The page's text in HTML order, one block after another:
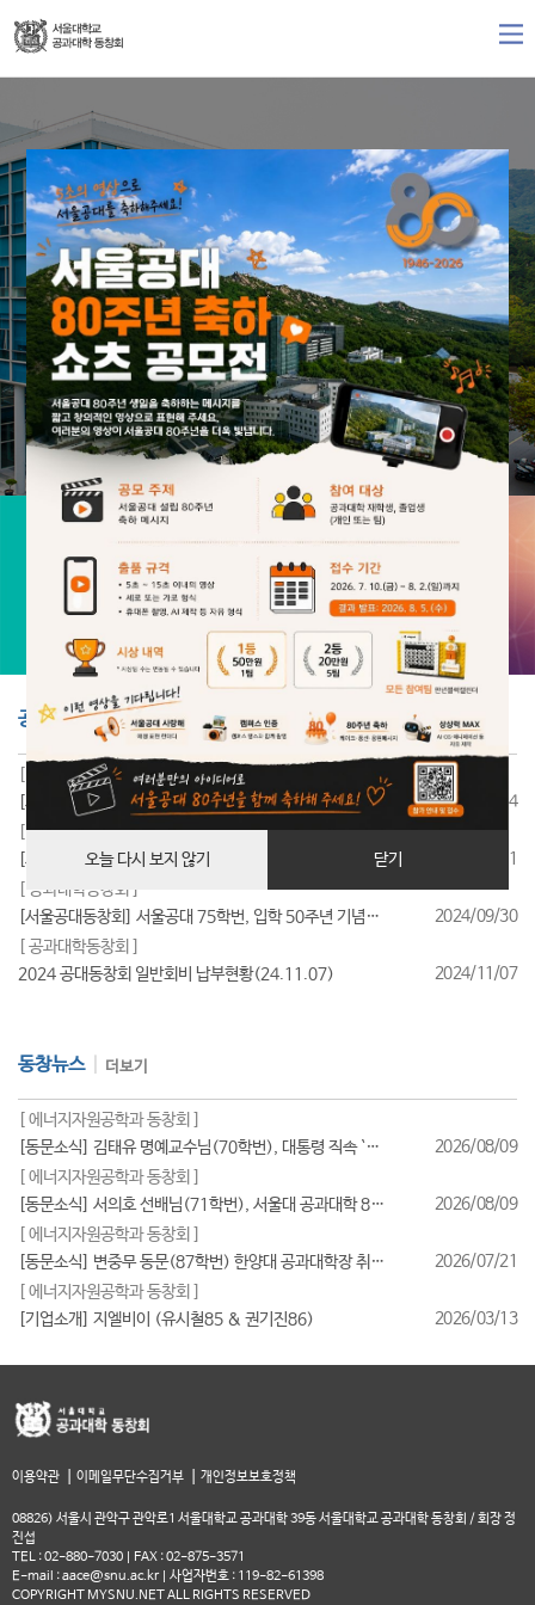
오늘 다시 보지 않기 닫기
공지사항 더보기
[ 공과대학동창회 ]
[서울공대동창회] 서울공대 85학번, 입학 40주년 기념행사 성료
2025/07/24
[ 공과대학동창회 ]
[서울공대동창회] 서울공대 95학번, 입학 30주년 기념행사 성료
2025/07/11
[ 공과대학동창회 ]
[서울공대동창회] 서울공대 75학번, 입학 50주년 기념행사 성료
2024/09/30
[ 공과대학동창회 ]
2024 공대동창회 일반회비 납부현황(24.11.07)
2024/11/07
동창뉴스 더보기
[ 에너지자원공학과 동창회 ]
[동문소식] 김태유 명예교수님(70학번), 대통령 직속 `규제합리화위원회 부위원장` 위촉
2026/08/09
[ 에너지자원공학과 동창회 ]
[동문소식] 서의호 선배님(71학번), 서울대 공과대학 80주년 기념 쇼츠(Shorts) 공모전 `2등` 수상!
2026/08/09
[ 에너지자원공학과 동창회 ]
[동문소식] 변중무 동문(87학번) 한양대 공과대학장 취임(2026/7/1일자)
2026/07/21
[ 에너지자원공학과 동창회 ]
[기업소개] 지엘비이 (유시철85 & 권기진86)
2026/03/13
이용약관 이메일무단수집거부 개인정보보호정책
08826) 서울시 관악구 관악로1 서울대학교 공과대학 39동 서울대학교 공과대학 동창회 / 회장 정
진섭
TEL : 02-880-7030 | FAX : 02-875-3571
E-mail : aace@snu.ac.kr | 사업자번호 : 119-82-61398
COPYRIGHT MYSNU.NET ALL RIGHTS RESERVED